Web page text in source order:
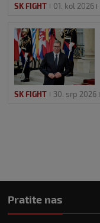
SK FIGHT 01. kol 2026
SK FIGHT 30. srp 2026
Pratite nas